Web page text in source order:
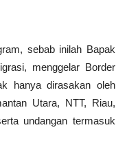
sebab inilah Bapak
menggelar Border
hanya dirasakan oleh
Utara, NTT, Riau,
undangan termasuk